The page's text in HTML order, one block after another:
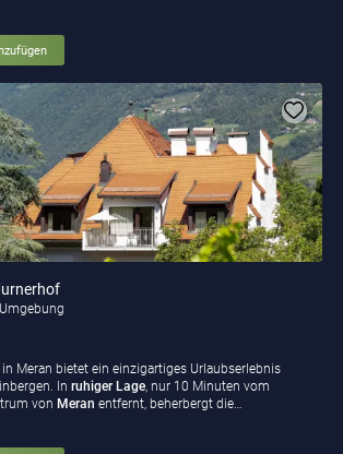
in Meran bietet ein einzigartiges Urlaubserlebnis
In ruhiger Lage, nur 10 Minuten vom
von Meran entfernt, beherbergt die…